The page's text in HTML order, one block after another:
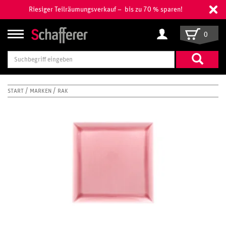
Riesiger Teilräumungsverkauf – bis zu 70 % sparen!
Suchbegriff
eingeben
0
START MARKEN RAK